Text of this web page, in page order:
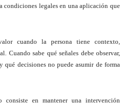
condiciones legales en una aplicación que
cuando la persona tiene contexto,
Cuando sabe qué señales debe observar,
qué decisiones no puede asumir de forma
consiste en mantener una intervención